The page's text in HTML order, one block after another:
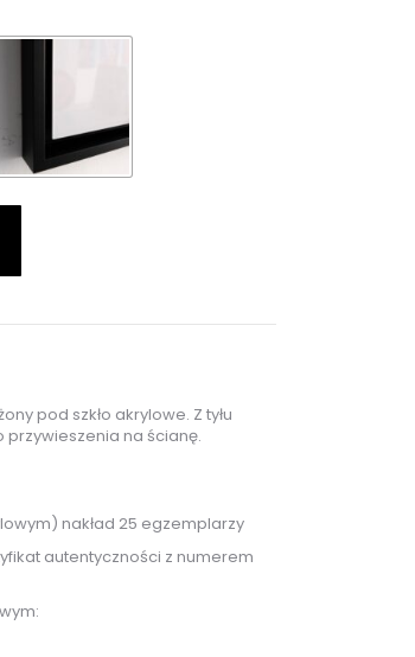
pod szkło akrylowe. Z tyłu
na ścianę.
nakład 25 egzemplarzy
autentyczności z numerem